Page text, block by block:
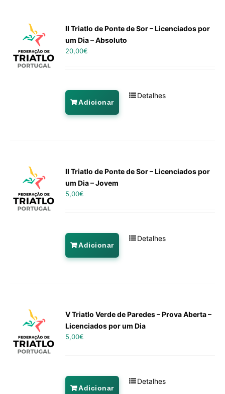
II Triatlo de Ponte de Sor – Licenciados por
um Dia – Absoluto
20,00€
Adicionar
Detalhes
II Triatlo de Ponte de Sor – Licenciados por
um Dia – Jovem
5,00€
Adicionar
Detalhes
V Triatlo Verde de Paredes – Prova Aberta –
Licenciados por um Dia
5,00€
Adicionar
Detalhes